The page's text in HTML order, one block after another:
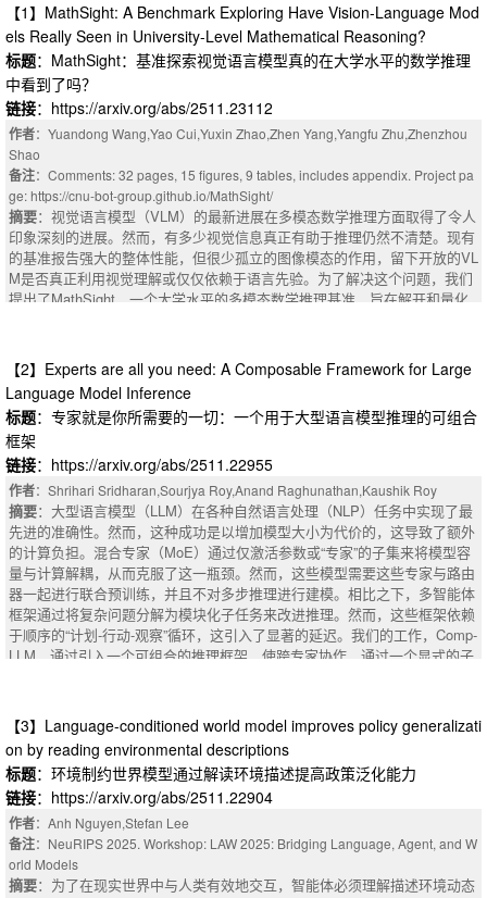
【1】MathSight: A Benchmark Exploring Have Vision-Language Mod
els Really Seen in University-Level Mathematical Reasoning?
标题：MathSight：基准探索视觉语言模型真的在大学水平的数学推理
中看到了吗？
链接：https://arxiv.org/abs/2511.23112
作者：Yuandong Wang,Yao Cui,Yuxin Zhao,Zhen Yang,Yangfu Zhu,Zhenzhou
Shao
备注：Comments: 32 pages, 15 figures, 9 tables, includes appendix. Project pa
ge: https://cnu-bot-group.github.io/MathSight/
摘要：视觉语言模型（VLM）的最新进展在多模态数学推理方面取得了令人
印象深刻的进展。然而，有多少视觉信息真正有助于推理仍然不清楚。现有
的基准报告强大的整体性能，但很少孤立的图像模态的作用，留下开放的VL
M是否真正利用视觉理解或仅仅依赖于语言先验。为了解决这个问题，我们
提出了MathSight，一个大学水平的多模态数学推理基准，旨在解开和量化
势：视觉信息的贡献随着问题难度的增加而减少。值得注意的是，没有任何
图像输入的Qwen 3-VL超越了它的多模态变体和GPT-5，强调了像MathSight
这样的基准在未来模型中推进真正的基于视觉的推理的必要性。
摘要：Recent advances in Vision-Language Models (VLMs) have achieve
d impressive progress in multimodal mathematical reasoning. Yet, how mu
ch visual information truly contributes to reasoning remains unclear. Existi
ng benchmarks report strong overall performance but seldom isolate the ro
le of the image modality, leaving open whether VLMs genuinely leverage vi
sual understanding or merely depend on linguistic priors. To address this,
we present MathSight, a university-level multimodal mathematical reasoni
ng benchmark designed to disentangle and quantify the effect of visual inp
ut. Each problem includes multiple visual variants -- original, hand-drawn,
photo-captured -- and a text-only condition for controlled comparison. Expe
riments on state-of-the-art VLMs reveal a consistent trend: the contribution
of visual information diminishes with increasing problem difficulty. Remark
【2】Experts are all you need: A Composable Framework for Large
Language Model Inference
标题：专家就是你所需要的一切：一个用于大型语言模型推理的可组合
框架
链接：https://arxiv.org/abs/2511.22955
作者：Shrihari Sridharan,Sourjya Roy,Anand Raghunathan,Kaushik Roy
摘要：大型语言模型（LLM）在各种自然语言处理（NLP）任务中实现了最
先进的准确性。然而，这种成功是以增加模型大小为代价的，这导致了额外
的计算负担。混合专家（MoE）通过仅激活参数或“专家”的子集来将模型容
量与计算解耦，从而克服了这一瓶颈。然而，这些模型需要这些专家与路由
器一起进行联合预训练，并且不对多步推理进行建模。相比之下，多智能体
框架通过将复杂问题分解为模块化子任务来改进推理。然而，这些框架依赖
于顺序的“计划-行动-观察”循环，这引入了显著的延迟。我们的工作，Comp-
LLM，通过引入一个可组合的推理框架，使跨专家协作，通过一个显式的子
并构造依赖图;（2）查询执行器，它处理图中的节点，并基于依赖性和资源
约束识别并行机会;以及（3）响应聚合器，其将中间专家响应合成为连贯的
最终答案。在几个基准测试中，Comp-LLM比类似尺寸的单片LLM实现了高
达11.01%的精度提高，同时提供了1.67倍-3.56倍的模型尺寸减小，相对于
其系列中最大的模型没有显着退化。此外，Comp-LLM与顺序子查询处理相
比，延迟改善了1.1 - 1.7倍。
摘要：Large Language Models (LLMs) have achieved state-of-the-art accu
racies in a variety of natural language processing (NLP) tasks. However, t
his success comes at the cost of increased model sizes which leads to a
【3】Language-conditioned world model improves policy generalizati
on by reading environmental descriptions
标题：环境制约世界模型通过解读环境描述提高政策泛化能力
链接：https://arxiv.org/abs/2511.22904
作者：Anh Nguyen,Stefan Lee
备注：NeuRIPS 2025. Workshop: LAW 2025: Bridging Language, Agent, and W
orld Models
摘要：为了在现实世界中与人类有效地交互，智能体必须理解描述环境动态